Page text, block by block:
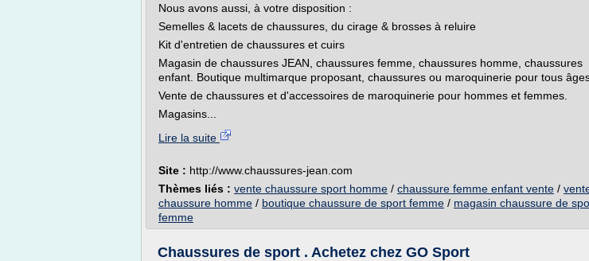
Nous avons aussi, à votre disposition :
Semelles & lacets de chaussures, du cirage & brosses à reluire
Kit d'entretien de chaussures et cuirs
Magasin de chaussures JEAN, chaussures femme, chaussures homme, chaussures
enfant. Boutique multimarque proposant, chaussures ou maroquinerie pour tous
Vente de chaussures et d'accessoires de maroquinerie pour hommes et femmes.
Magasins...
Lire la suite
Site : http://www.chaussures-jean.com
Thèmes liés : vente chaussure sport homme / chaussure femme enfant vente /
chaussure homme / boutique chaussure de sport femme / magasin chaussure de
femme
Chaussures de sport . Achetez chez GO Sport